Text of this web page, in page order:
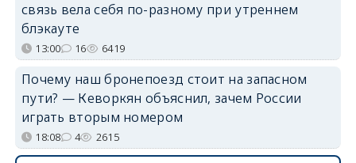
связь вела себя по-разному при утреннем
блэкауте
13:00 16 6419
Почему наш бронепоезд стоит на запасном
пути? — Кеворкян объяснил, зачем России
играть вторым номером
18:08 4 2615